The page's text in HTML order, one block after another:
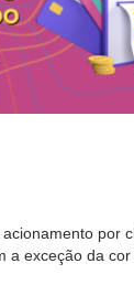
por
a exceção da